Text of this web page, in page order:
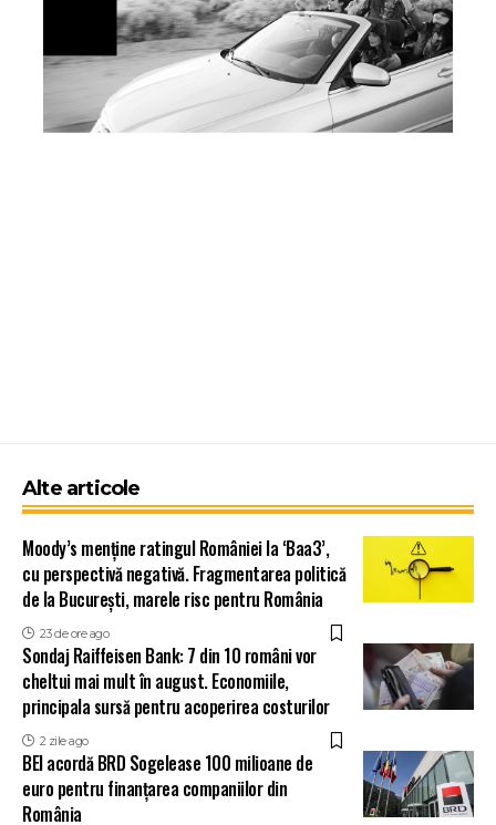
Alte articole
Moody’s menține ratingul României la ‘Baa3’,
cu perspectivă negativă. Fragmentarea politică
de la București, marele risc pentru România
23 de ore ago
Sondaj Raiffeisen Bank: 7 din 10 români vor
cheltui mai mult în august. Economiile,
principala sursă pentru acoperirea costurilor
2 zile ago
BEI acordă BRD Sogelease 100 milioane de
euro pentru finanțarea companiilor din
România